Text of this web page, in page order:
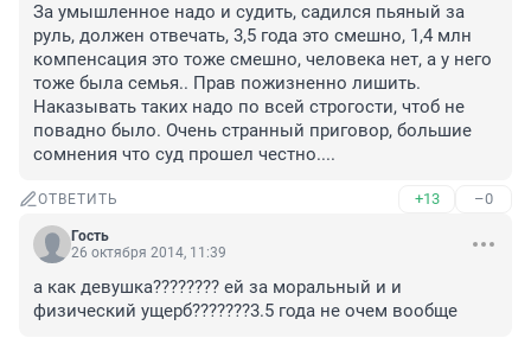
За умышленное надо и судить, садился пьяный за
руль, должен отвечать, 3,5 года это смешно, 1,4 млн
компенсация это тоже смешно, человека нет, а у него
тоже была семья.. Прав пожизненно лишить.
Наказывать таких надо по всей строгости, чтоб не
повадно было. Очень странный приговор, большие
сомнения что суд прошел честно....
ОТВЕТИТЬ +13 –0
Гость
26 октября 2014, 11:39
а как девушка???????? ей за моральный и и
физический ущерб???????3.5 года не очем вообще